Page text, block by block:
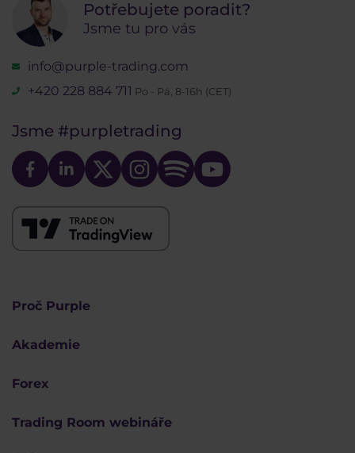
Potřebujete poradit?
Jsme tu pro vás
info@purple-trading.com
+420 228 884 711 Po - Pá, 8-16h (CET)
Jsme #purpletrading
Proč Purple
Akademie
Forex
Trading Room webináře